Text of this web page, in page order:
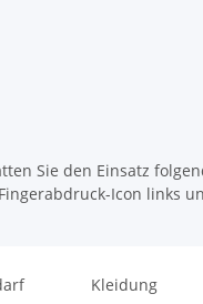
Sie den Einsatz
Icon links
Kleidung